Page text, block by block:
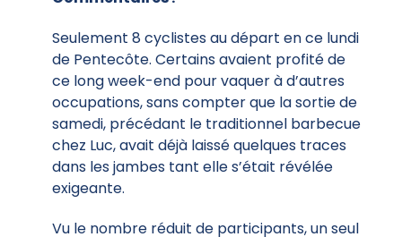
Seulement 8 cyclistes au départ en ce lundi
de Pentecôte. Certains avaient profité de
ce long week-end pour vaquer à d’autres
occupations, sans compter que la sortie de
samedi, précédant le traditionnel barbecue
chez Luc, avait déjà laissé quelques traces
dans les jambes tant elle s’était révélée
exigeante.
Vu le nombre réduit de participants, un seul